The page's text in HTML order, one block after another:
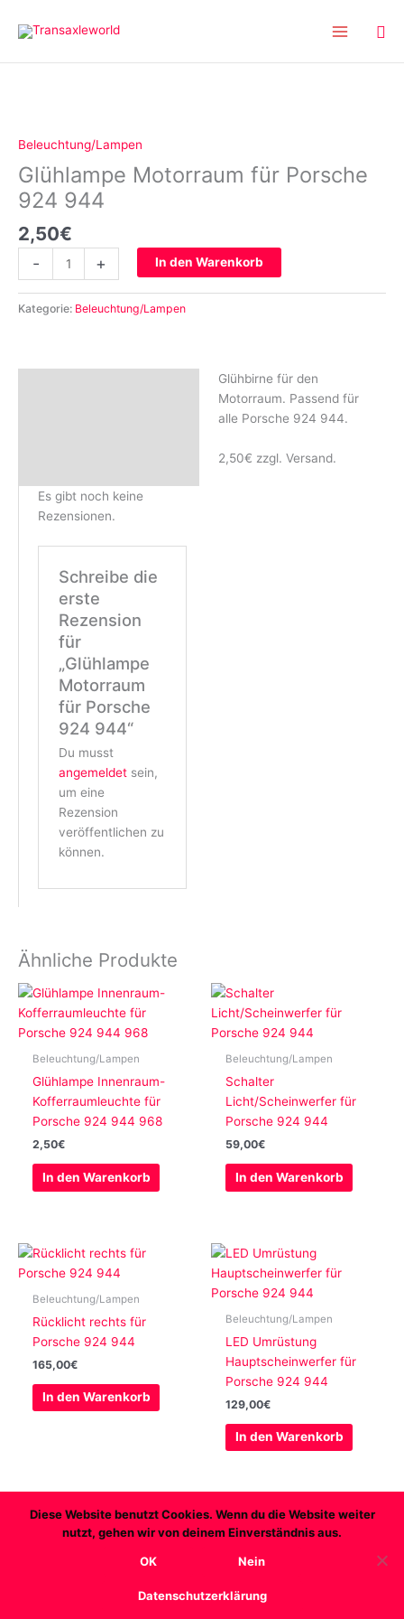
Inhalt
Beleuchtung/Lampen
Glühlampe Motorraum für Porsche
924 944
2,50€
-
Porsche
924
944
Menge
+ In den Warenkorb
Kategorie: Beleuchtung/Lampen
Glühbirne für den
Motorraum. Passend für
alle Porsche 924 944.
2,50€ zzgl. Versand.
Es gibt noch keine
Rezensionen.
Schreibe die
erste
Rezension
für
„Glühlampe
Motorraum
für Porsche
924 944“
Du musst
angemeldet sein,
um eine
Rezension
veröffentlichen zu
können.
Ähnliche Produkte
Beleuchtung/Lampen
Glühlampe Innenraum-
Kofferraumleuchte für
Porsche 924 944 968
2,50€
In den Warenkorb
Beleuchtung/Lampen
Schalter
Licht/Scheinwerfer für
Porsche 924 944
59,00€
In den Warenkorb
Beleuchtung/Lampen
Rücklicht rechts für
Porsche 924 944
165,00€
In den Warenkorb
Beleuchtung/Lampen
LED Umrüstung
Hauptscheinwerfer für
Porsche 924 944
129,00€
In den Warenkorb
Diese Website benutzt Cookies. Wenn du die Website weiter
nutzt, gehen wir von deinem Einverständnis aus.
OK
Nein
Datenschutzerklärung